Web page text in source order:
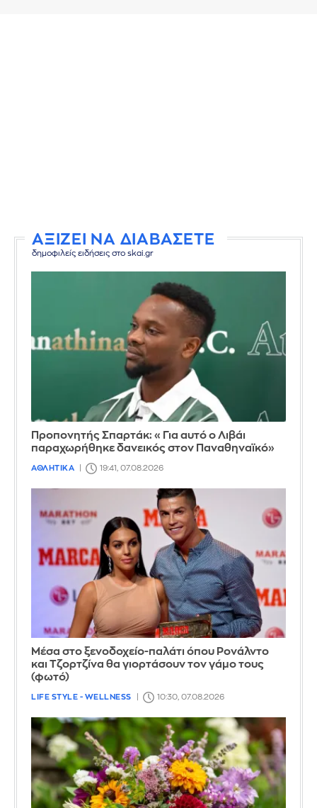
ΑΞΙΖΕΙ ΝΑ ΔΙΑΒΑΣΕΤΕ
δημοφιλείς ειδήσεις στο skai.gr
Προπονητής Σπαρτάκ: «Για αυτό ο Λιβάι
παραχωρήθηκε δανεικός στον Παναθηναϊκό»
ΑΘΛΗΤΙΚΑ 19:41, 07.08.2026
Μέσα στο ξενοδοχείο-παλάτι όπου Ρονάλντο
και Τζορτζίνα θα γιορτάσουν τον γάμο τους
(φωτό)
LIFE STYLE - WELLNESS 10:30, 07.08.2026